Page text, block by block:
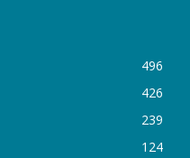
496
426
239
124